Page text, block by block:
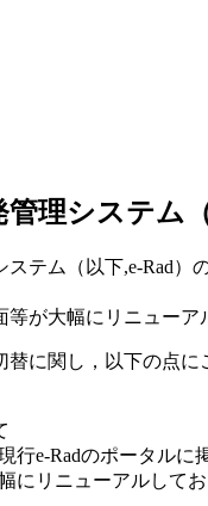
管理システム
テム（以下,e-Rad）
が大幅にリニューア
に関し，以下の点に
行e-Radのポータルに
にリニューアルして